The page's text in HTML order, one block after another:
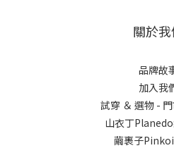
關於
品牌故
加入我
試穿 ＆ 選物 -
山衣丁
繭裹子